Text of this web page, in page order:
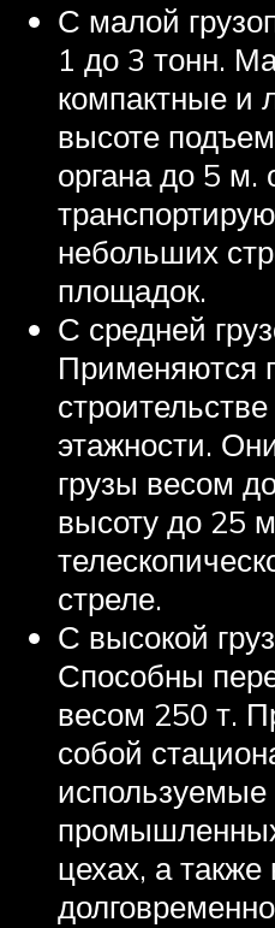
С малой
1 до 3 тонн.
компактные и
высоте
органа до 5 м.
небольших
площадок.
С средней
Применяются
этажности.
грузы весом
высоту до 25
стреле.
С высокой
Способны
весом 250 т.
собой
используемые
цехах, а также